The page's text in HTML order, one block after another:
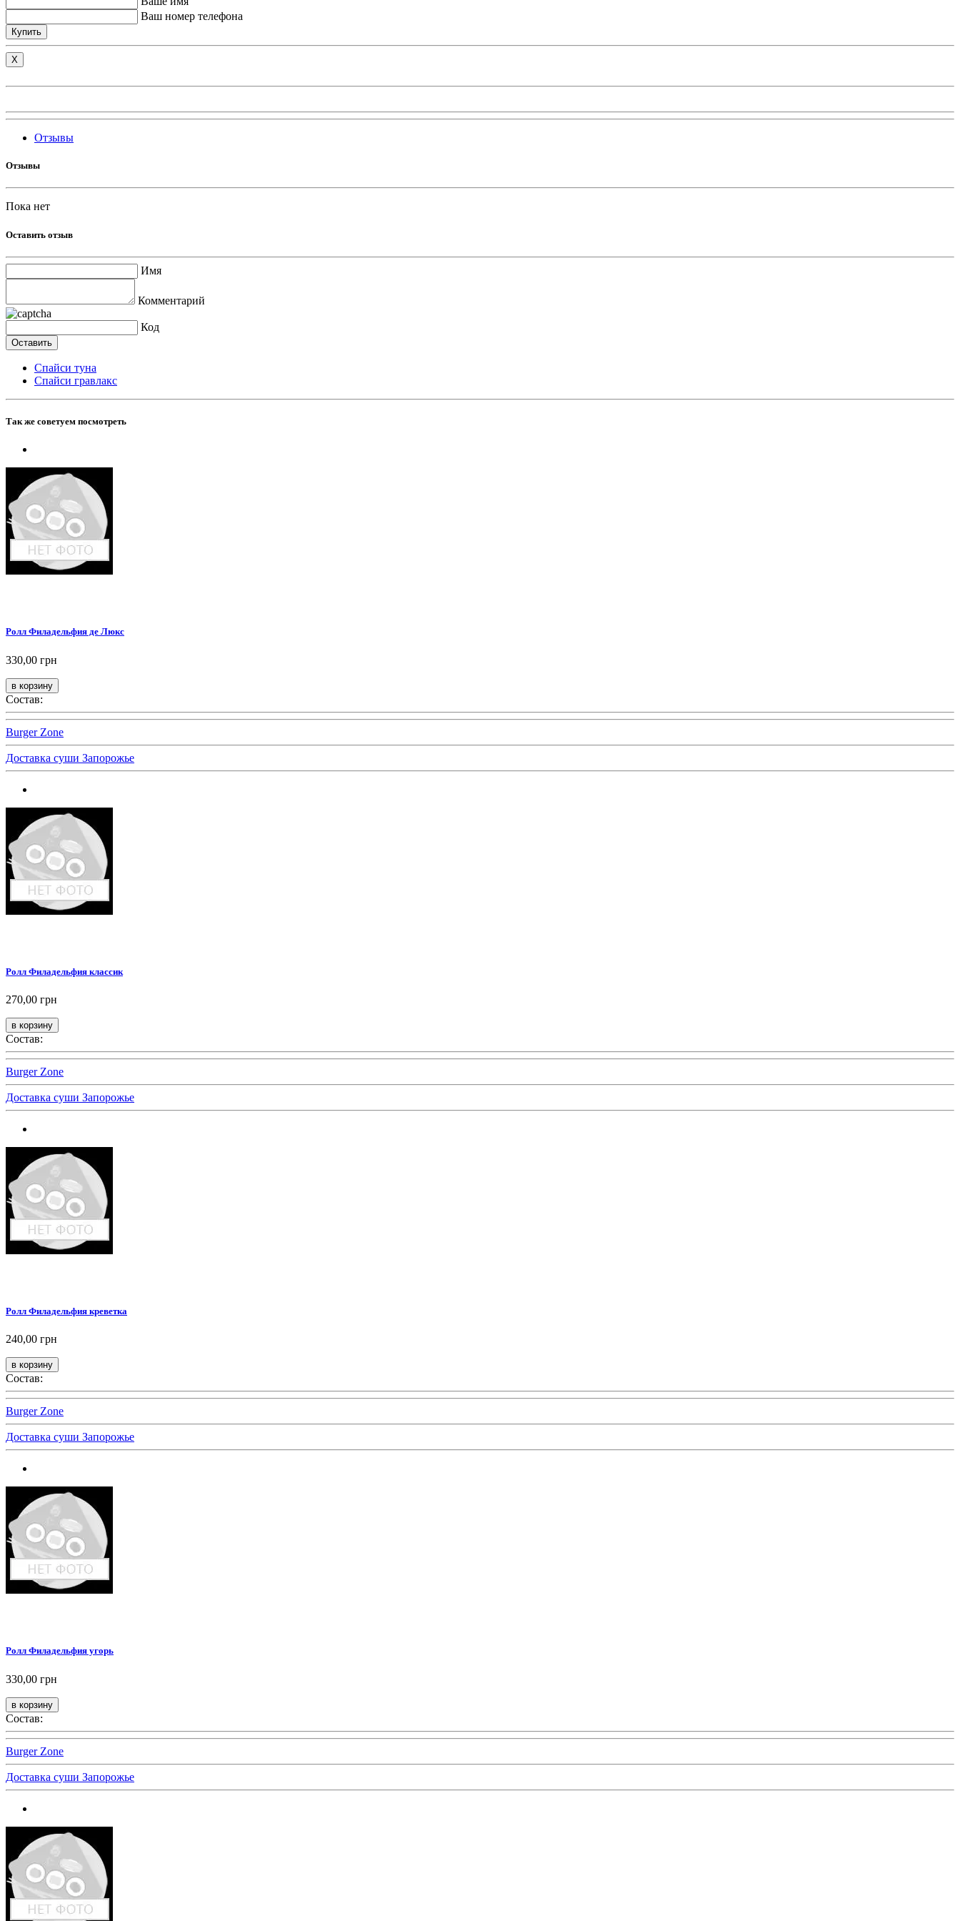
Ваш номер телефона
Купить
X
Отзывы
Отзывы
Пока нет
Оставить отзыв
Имя
Комментарий
Код
Спайси туна
Спайси гравлакс
Так же советуем посмотреть
Ролл Филадельфия де Люкс
330,00 грн
Состав:
Burger Zone
Доставка суши Запорожье
Ролл Филадельфия классик
270,00 грн
Состав:
Burger Zone
Доставка суши Запорожье
Ролл Филадельфия креветка
240,00 грн
Состав:
Burger Zone
Доставка суши Запорожье
Ролл Филадельфия угорь
330,00 грн
Состав:
Burger Zone
Доставка суши Запорожье